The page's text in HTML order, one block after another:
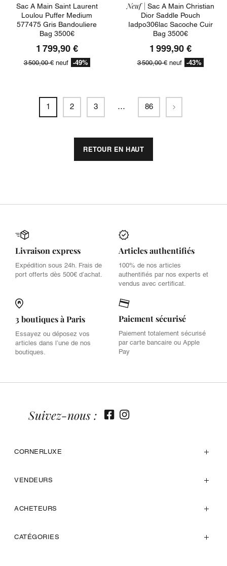
Sac A Main Saint Laurent
Loulou Puffer Medium
577475 Gris Bandouliere
Bag 3500€
1 799,90 €
3 500,00 €neuf -49%
Neuf | Sac A Main Christian
Dior Saddle Pouch
Iadpo306lac Sacoche Cuir
Bag 3500€
1 999,90 €
3 500,00 €neuf -43%
1 2 3 … 86 Suivant
RETOUR EN HAUT
Livraison express
Expédition sous 24h. Frais de
port offerts dès 500€ d’achat.
Articles authentifiés
100% de nos articles
authentifiés par nos experts et
vendus avec certificat.
3 boutiques à Paris
Essayez ou déposez vos
articles dans l’une de nos
boutiques.
Paiement sécurisé
Paiement totalement sécurisé
par carte bancaire ou Apple
Pay
CORNERLUXE
VENDEURS
ACHETEURS
CATÉGORIES
Suivez-nous :